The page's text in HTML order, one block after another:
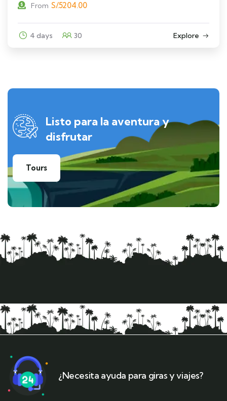
From S/.5204.00
4 days 30 Explore
Listo para la aventura y
disfrutar
Tours
¿Necesita ayuda para giras y viajes?